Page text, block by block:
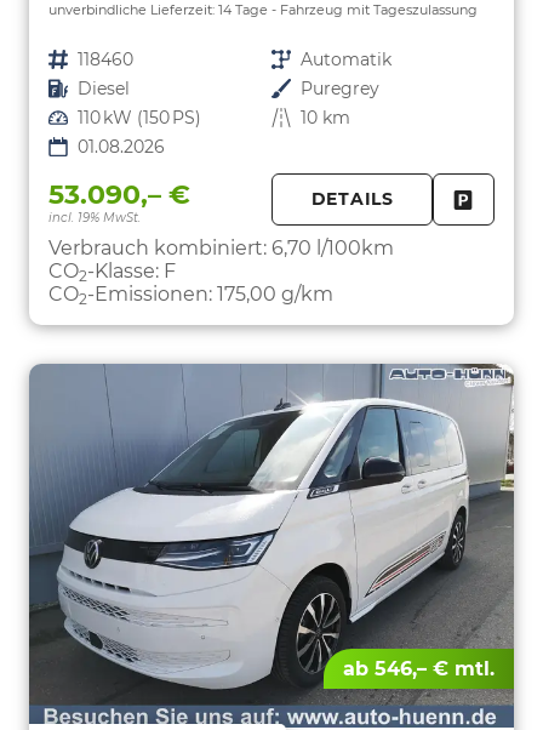
unverbindliche Lieferzeit: 14 Tage Fahrzeug mit Tageszulassung
Fahrzeugnr. 118460 Getriebe Automatik
Kraftstoff Diesel Außenfarbe Puregrey
Leistung 110 kW (150 PS) Kilometerstand 10 km
01.08.2026
53.090,– €
incl. 19% MwSt.
DETAILS
Verbrauch kombiniert: 6,70 l/100km
CO2-Klasse: F
CO2-Emissionen: 175,00 g/km
ab 546,– € mtl.